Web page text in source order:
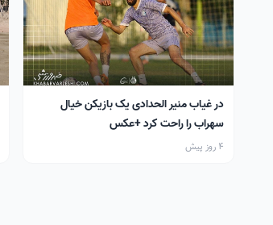
در غیاب منیر الحدادی یک بازیکن خیال
سهراب را راحت کرد +عکس
4 روز پیش